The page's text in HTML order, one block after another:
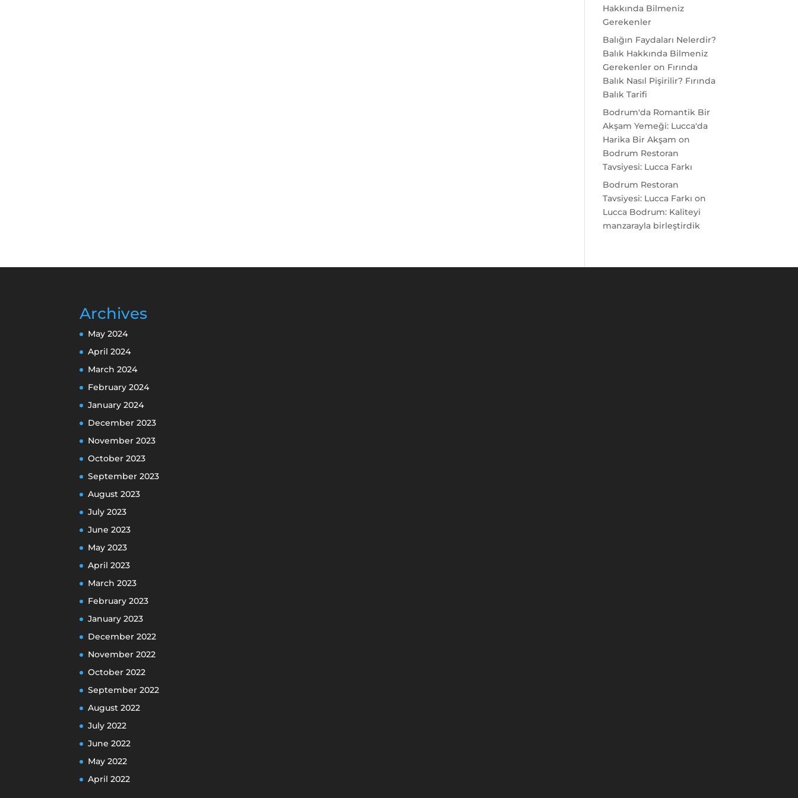
Hakkında Bilmeniz
Gerekenler
Balığın Faydaları Nelerdir?
Balık Hakkında Bilmeniz
Gerekenler on Fırında
Balık Nasıl Pişirilir? Fırında
Balık Tarifi
Bodrum'da Romantik Bir
Akşam Yemeği: Lucca'da
Harika Bir Akşam on
Bodrum Restoran
Tavsiyesi: Lucca Farkı
Bodrum Restoran
Tavsiyesi: Lucca Farkı on
Lucca Bodrum: Kaliteyi
manzarayla birleştirdik
Archives
May 2024
April 2024
March 2024
February 2024
January 2024
December 2023
November 2023
October 2023
September 2023
August 2023
July 2023
June 2023
May 2023
April 2023
March 2023
February 2023
January 2023
December 2022
November 2022
October 2022
September 2022
August 2022
July 2022
June 2022
May 2022
April 2022